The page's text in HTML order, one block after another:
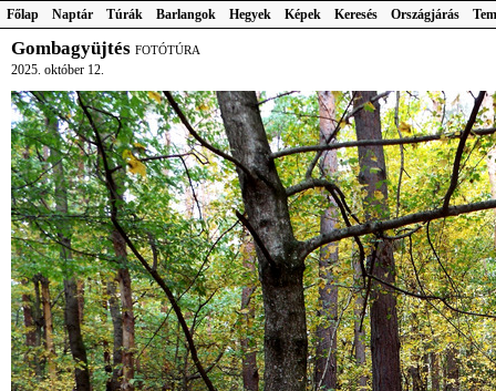
Főlap Naptár Túrák Barlangok Hegyek Képek Keresés Országjárás
Gombagyüjtés FOTÓTÚRA
2025. október 12.